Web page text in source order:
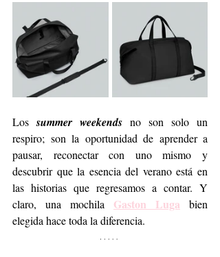
Los summer weekends no son solo un
respiro; son la oportunidad de aprender a
pausar, reconectar con uno mismo y
descubrir que la esencia del verano está en
las historias que regresamos a contar. Y
claro, una mochila Gaston Luga bien
elegida hace toda la diferencia.